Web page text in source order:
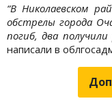
“В Николаевском
обстрелы города
погиб, два
написали в